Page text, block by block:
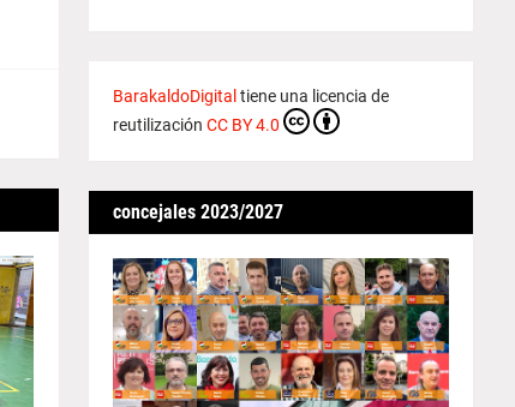
BarakaldoDigital tiene una licencia de
reutilización CC BY 4.0
concejales 2023/2027